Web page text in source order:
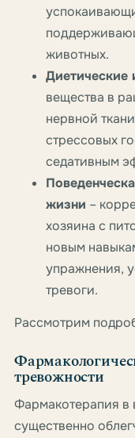
животных.
Диетические
вещества в
нервной
стрессовых
седативным
жизни –
хозяина с
новым
упражнения,
тревоги.
Рассмотрим
тревожности
Фармакотерапия в
существенно